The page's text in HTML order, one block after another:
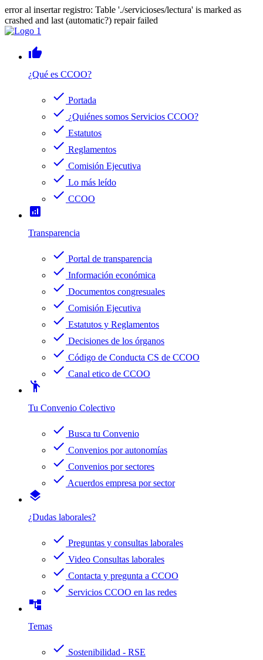
error al insertar registro: Table './servicioses/lectura' is marked as
crashed and last (automatic?) repair failed
thumb_up
¿Qué es CCOO?
check Portada
check ¿Quiénes somos Servicios CCOO?
check Estatutos
check Reglamentos
check Comisión Ejecutiva
check Lo más leído
check CCOO
analytics
Transparencia
check Portal de transparencia
check Información económica
check Documentos congresuales
check Comisión Ejecutiva
check Estatutos y Reglamentos
check Decisiones de los órganos
check Código de Conducta CS de CCOO
check Canal etico de CCOO
emoji_people
Tu Convenio Colectivo
check Busca tu Convenio
check Convenios por autonomías
check Convenios por sectores
check Acuerdos empresa por sector
layers
¿Dudas laborales?
check Preguntas y consultas laborales
check Video Consultas laborales
check Contacta y pregunta a CCOO
check Servicios CCOO en las redes
account_tree
Temas
check Sostenibilidad - RSE